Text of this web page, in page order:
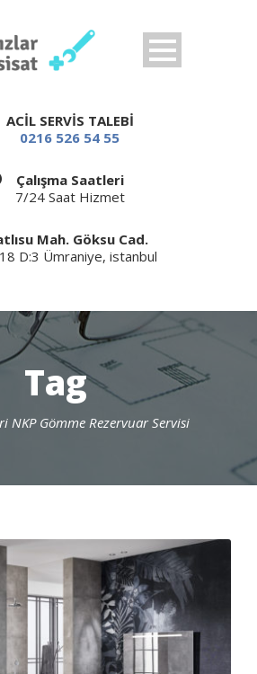
ACİL SERVİS TALEBİ
0216 526 54 55
Çalışma Saatleri
7/24 Saat Hizmet
Mah. Göksu Cad.
D:3 Ümraniye, istanbul
Tag
NKP Gömme Rezervuar Servisi